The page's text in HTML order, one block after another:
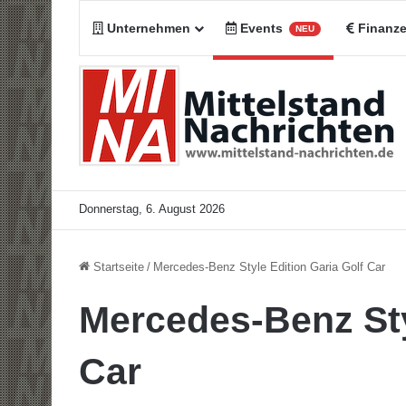
Unternehmen Events NEU
Donnerstag, 6. August 2026
Startseite / Mercedes-Benz Style Edition Garia Golf Car
Mercedes-Benz
Car